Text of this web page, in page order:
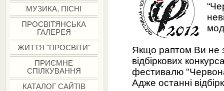
МУЗИКА, ПІСНІ
ПРОСВІТЯНСЬКА
ГАЛЕРЕЯ
ЖИТТЯ "ПРОСВІТИ"
ПРИЄМНЕ
СПІЛКУВАННЯ
КАТАЛОГ САЙТІВ
Якщо раптом Ви не
відбіркових
фестивалю
Адже останні